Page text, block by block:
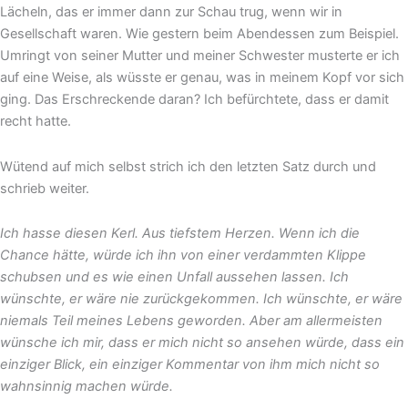
Lächeln, das er immer dann zur Schau trug, wenn wir in
Gesellschaft waren. Wie gestern beim Abendessen zum Beispiel.
Umringt von seiner Mutter und meiner Schwester musterte er ich
auf eine Weise, als wüsste er genau, was in meinem Kopf vor sich
ging. Das Erschreckende daran? Ich befürchtete, dass er damit
recht hatte.
Wütend auf mich selbst strich ich den letzten Satz durch und
schrieb weiter.
Ich hasse diesen Kerl. Aus tiefstem Herzen. Wenn ich die
Chance hätte, würde ich ihn von einer verdammten Klippe
schubsen und es wie einen Unfall aussehen lassen. Ich
wünschte, er wäre nie zurückgekommen. Ich wünschte, er wäre
niemals Teil meines Lebens geworden. Aber am allermeisten
wünsche ich mir, dass er mich nicht so ansehen würde, dass ein
einziger Blick, ein einziger Kommentar von ihm mich nicht so
wahnsinnig machen würde.